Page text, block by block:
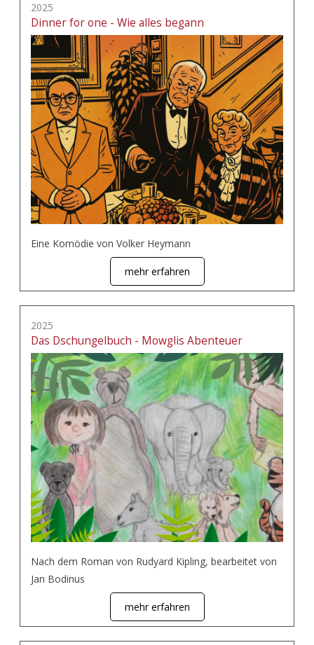
2025
Dinner for one - Wie alles begann
Eine Komödie von Volker Heymann
mehr erfahren
2025
Das Dschungelbuch - Mowglis Abenteuer
Nach dem Roman von Rudyard Kipling, bearbeitet von
Jan Bodinus
mehr erfahren